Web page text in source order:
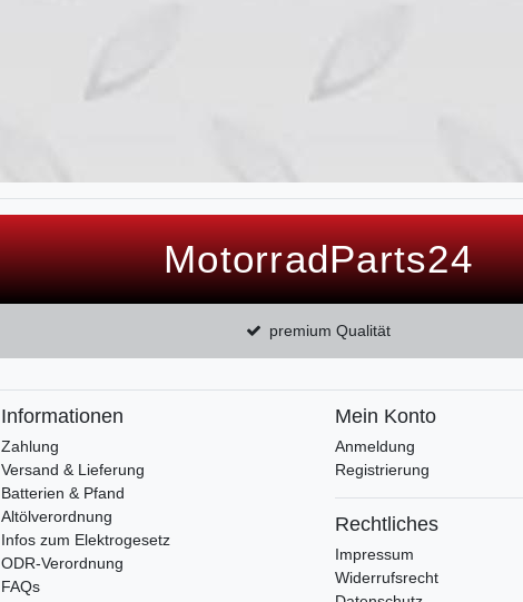
MotorradParts24
premium Qualität
Informationen
Zahlung
Versand & Lieferung
Batterien & Pfand
Altölverordnung
Infos zum Elektrogesetz
ODR-Verordnung
FAQs
Mein Konto
Anmeldung
Registrierung
Rechtliches
Impressum
Widerrufsrecht